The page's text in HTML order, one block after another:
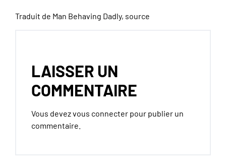
Traduit de Man Behaving Dadly, source
LAISSER UN
COMMENTAIRE
Vous devezvous connecter pour publier un
commentaire.